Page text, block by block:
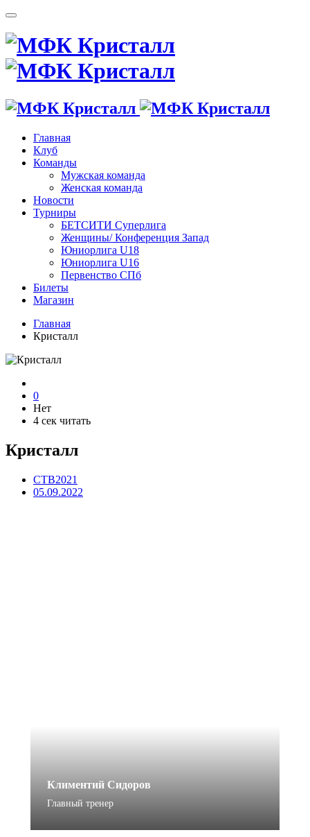
Главная
Клуб
Команды
Мужская команда
Женская команда
Новости
Турниры
БЕТСИТИ Суперлига
Женщины/ Конференция Запад
Юниорлига U18
Юниорлига U16
Первенство СПб
Билеты
Магазин
Главная
Кристалл
0
Нет
4 сек читать
Кристалл
CTB2021
05.09.2022
Климентий Сидоров
Главный тренер